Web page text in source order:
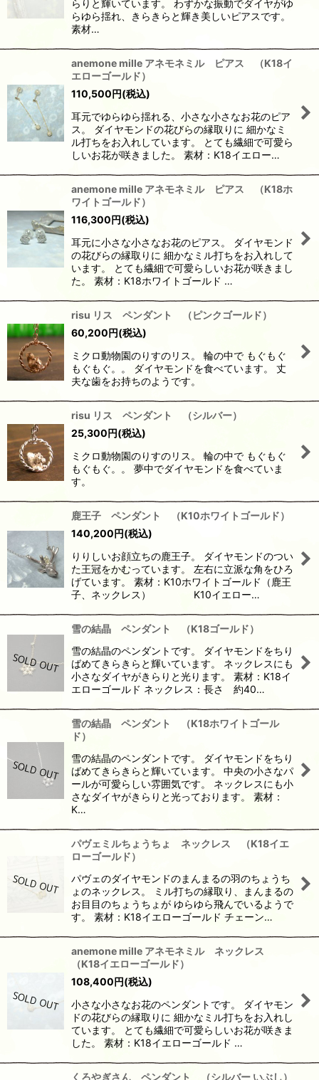
らりと輝いています。 わずかな振動でダイヤがゆ
らゆら揺れ、きらきらと輝き美しいピアスです。
素材…
anemone mille アネモネミル ピアス （K18イ
エローゴールド）
110,500円(税込)
耳元でゆらゆら揺れる、小さな小さなお花のピア
ス。 ダイヤモンドの花びらの縁取りに 細かなミ
ル打ちをお入れしています。 とても繊細で可愛ら
しいお花が咲きました。 素材：K18イエロー…
anemone mille アネモネミル ピアス （K18ホ
ワイトゴールド）
116,300円(税込)
耳元に小さな小さなお花のピアス。 ダイヤモンド
の花びらの縁取りに 細かなミル打ちをお入れして
います。 とても繊細で可愛らしいお花が咲きまし
た。 素材：K18ホワイトゴールド …
risu リス ペンダント （ピンクゴールド）
60,200円(税込)
ミクロ動物園のりすのリス。 輪の中で もぐもぐ
もぐもぐ。。 ダイヤモンドを食べています。 丈
夫な歯をお持ちのようです。
risu リス ペンダント （シルバー）
25,300円(税込)
ミクロ動物園のりすのリス。 輪の中で もぐもぐ
もぐもぐ。。 夢中でダイヤモンドを食べていま
す。
鹿王子 ペンダント （K10ホワイトゴールド）
140,200円(税込)
りりしいお顔立ちの鹿王子。 ダイヤモンドのつい
た王冠をかむっています。 左右に立派な角をひろ
げています。 素材：K10ホワイトゴールド（鹿王
子、ネックレス） K10イエロー…
雪の結晶 ペンダント （K18ゴールド）
雪の結晶のペンダントです。 ダイヤモンドをちり
ばめてきらきらと輝いています。 ネックレスにも
小さなダイヤがきらりと光ります。 素材：K18イ
エローゴールド ネックレス：長さ 約40…
雪の結晶 ペンダント （K18ホワイトゴール
ド）
雪の結晶のペンダントです。 ダイヤモンドをちり
ばめてきらきらと輝いています。 中央の小さなパ
ールが可愛らしい雰囲気です。 ネックレスにも小
さなダイヤがきらりと光っております。 素材：
K…
パヴェミルちょうちょ ネックレス （K18イエ
ローゴールド）
パヴェのダイヤモンドのまんまるの羽のちょうち
ょのネックレス。 ミル打ちの縁取り、まんまるの
お目目のちょうちょが ゆらゆら飛んでいるようで
す。 素材：K18イエローゴールド チェーン…
anemone mille アネモネミル ネックレス
（K18イエローゴールド）
108,400円(税込)
小さな小さなお花のペンダントです。 ダイヤモン
ドの花びらの縁取りに 細かなミル打ちをお入れし
ています。 とても繊細で可愛らしいお花が咲きま
した。 素材：K18イエローゴールド …
くろやぎさん ペンダント （シルバー いぶし）